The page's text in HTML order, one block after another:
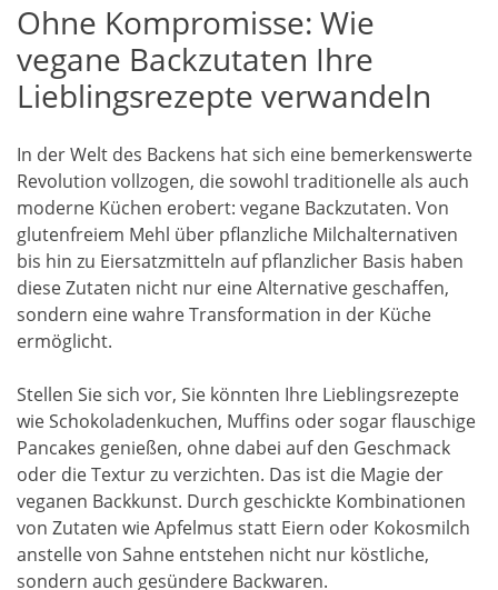
Ohne Kompromisse: Wie
vegane Backzutaten Ihre
Lieblingsrezepte verwandeln
In der Welt des Backens hat sich eine bemerkenswerte
Revolution vollzogen, die sowohl traditionelle als auch
moderne Küchen erobert: vegane Backzutaten. Von
glutenfreiem Mehl über pflanzliche Milchalternativen
bis hin zu Eiersatzmitteln auf pflanzlicher Basis haben
diese Zutaten nicht nur eine Alternative geschaffen,
sondern eine wahre Transformation in der Küche
ermöglicht.
Stellen Sie sich vor, Sie könnten Ihre Lieblingsrezepte
wie Schokoladenkuchen, Muffins oder sogar flauschige
Pancakes genießen, ohne dabei auf den Geschmack
oder die Textur zu verzichten. Das ist die Magie der
veganen Backkunst. Durch geschickte Kombinationen
von Zutaten wie Apfelmus statt Eiern oder Kokosmilch
anstelle von Sahne entstehen nicht nur köstliche,
sondern auch gesündere Backwaren.